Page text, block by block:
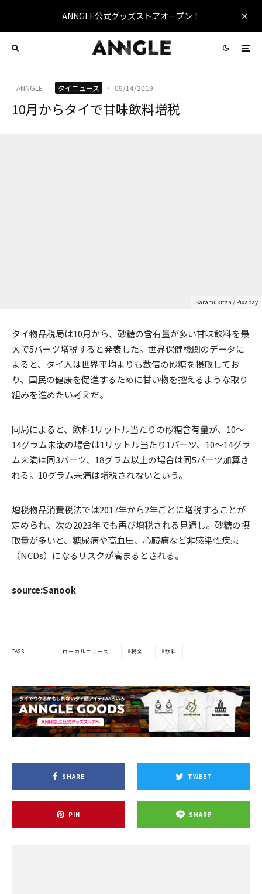
ANNGLE公式グッズストアオープン！
ANNGLE · タイニュース · 09/14/2019
10月からタイで甘味飲料増税
Saramukitza / Pixabay
タイ物品税局は10月から、砂糖の含有量が多い甘味飲料を最
大で5バーツ増税すると発表した。世界保健機関のデータに
よると、タイ人は世界平均よりも数倍の砂糖を摂取してお
り、国民の健康を促進するために甘い物を控えるような取り
組みを進めたい考えだ。
同局によると、飲料1リットル当たりの砂糖含有量が、10～
14グラム未満の場合は1リットル当たり1バーツ、10～14グラ
ム未満は同3バーツ、18グラム以上の場合は同5バーツ加算さ
れる。10グラム未満は増税されないという。
増税物品消費税法では2017年から2年ごとに増税することが
定められ、次の2023年でも再び増税される見通し。砂糖の摂
取量が多いと、糖尿病や高血圧、心臓病など非感染性疾患
（NCDs）になるリスクが高まるとされる。
source:Sanook
TAGS ローカルニュース 税金 飲料
SHARE TWEET
PIN SHARE